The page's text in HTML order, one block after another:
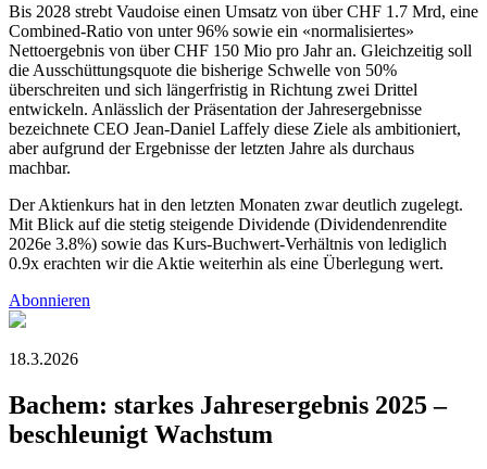
Bis 2028 strebt Vaudoise einen Umsatz von über CHF 1.7 Mrd, eine
Combined-Ratio von unter 96% sowie ein «normalisiertes»
Nettoergebnis von über CHF 150 Mio pro Jahr an. Gleichzeitig soll
die Ausschüttungsquote die bisherige Schwelle von 50%
überschreiten und sich längerfristig in Richtung zwei Drittel
entwickeln. Anlässlich der Präsentation der Jahresergebnisse
bezeichnete CEO Jean-Daniel Laffely diese Ziele als ambitioniert,
aber aufgrund der Ergebnisse der letzten Jahre als durchaus
machbar.
Der Aktienkurs hat in den letzten Monaten zwar deutlich zugelegt.
Mit Blick auf die stetig steigende Dividende (Dividendenrendite
2026e 3.8%) sowie das Kurs-Buchwert-Verhältnis von lediglich
0.9x erachten wir die Aktie weiterhin als eine Überlegung wert.
Abonnieren
18.3.2026
Bachem: starkes Jahresergebnis 2025 –
beschleunigt Wachstum